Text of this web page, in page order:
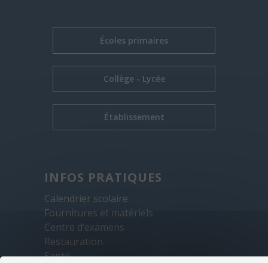
Écoles primaires
Collège - Lycée
Établissement
INFOS PRATIQUES
Calendrier scolaire
Fournitures et matériels
Centre d’examens
Restauration
Santé